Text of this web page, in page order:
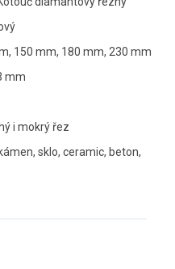
150 mm, 180 mm, 230 mm
mm
i mokrý řez
sklo, ceramic, beton,